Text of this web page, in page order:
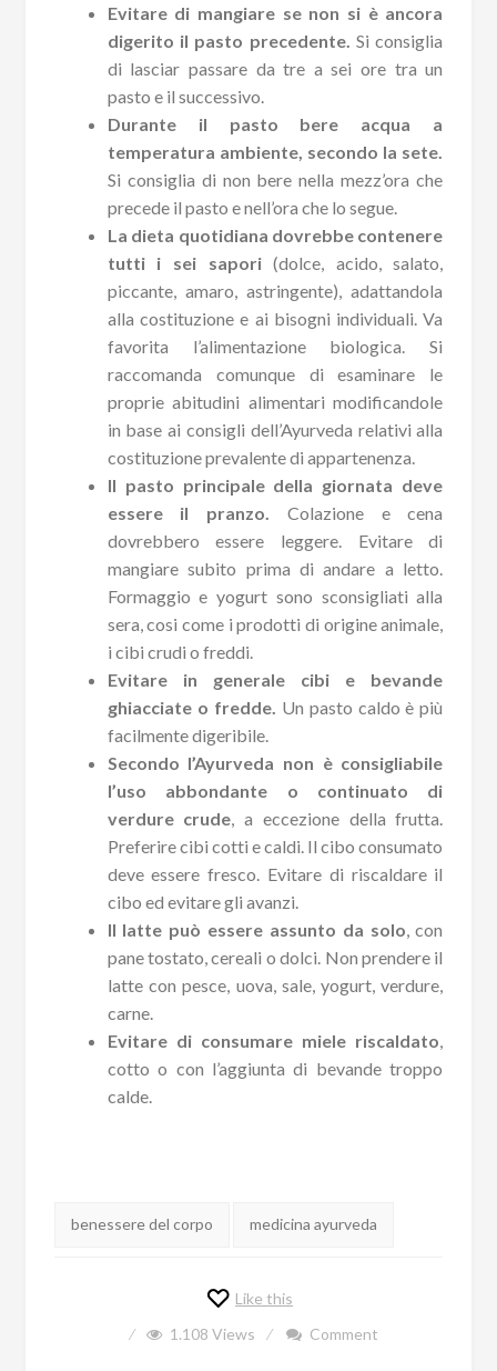
Evitare di mangiare se non si è ancora
digerito il pasto precedente. Si consiglia
di lasciar passare da tre a sei ore tra un
pasto e il successivo.
Durante il pasto bere acqua a
temperatura ambiente, secondo la sete.
Si consiglia di non bere nella mezz’ora che
precede il pasto e nell’ora che lo segue.
La dieta quotidiana dovrebbe contenere
tutti i sei sapori(dolce, acido, salato,
piccante, amaro, astringente), adattandola
alla costituzione e ai bisogni individuali. Va
favorita l’alimentazione biologica. Si
raccomanda comunque di esaminare le
proprie abitudini alimentari modificandole
in base ai consigli dell’Ayurveda relativi alla
costituzione prevalente di appartenenza.
Il pasto principale della giornata deve
essere il pranzo. Colazione e cena
dovrebbero essere leggere. Evitare di
mangiare subito prima di andare a letto.
Formaggio e yogurt sono sconsigliati alla
sera, cosi come i prodotti di origine animale,
i cibi crudi o freddi.
Evitare in generale cibi e bevande
ghiacciate o fredde. Un pasto caldo è più
facilmente digeribile.
Secondo l’Ayurveda non è consigliabile
l’uso abbondante o continuato di
verdure crude, a eccezione della frutta.
Preferire cibi cotti e caldi. Il cibo consumato
deve essere fresco. Evitare di riscaldare il
cibo ed evitare gli avanzi.
Il latte può essere assunto da solo, con
pane tostato, cereali o dolci. Non prendere il
latte con pesce, uova, sale, yogurt, verdure,
carne.
Evitare di consumare miele riscaldato,
cotto o con l’aggiunta di bevande troppo
calde.
Tags:
benessere del corpo medicina ayurveda
Like this
1.108 Views Comment